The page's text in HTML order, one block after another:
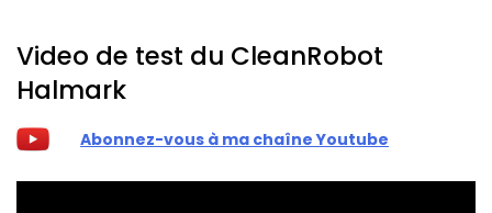
Video de test du CleanRobot
Halmark
Abonnez-vous à ma chaîne Youtube